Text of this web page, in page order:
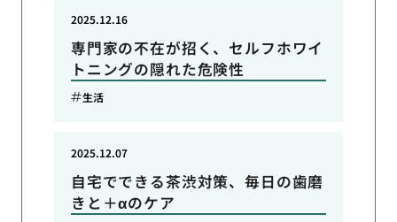
専門家の不在が招く、セルフホワイ
トニングの隠れた危険性
2025.12.16
生活
自宅でできる茶渋対策、毎日の歯磨
きと＋αのケア
2025.12.07